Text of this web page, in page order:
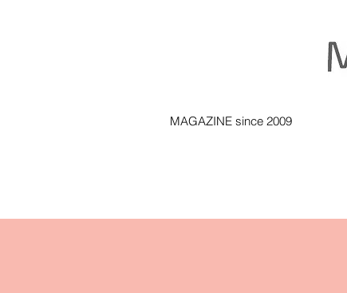
MAGAZINE since 2009